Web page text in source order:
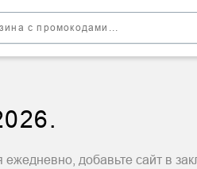
добавьте сайт в